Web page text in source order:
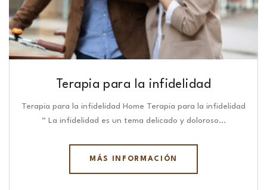
Terapia para la infidelidad
Terapia para la infidelidad Home Terapia para la infidelidad
“ La infidelidad es un tema delicado y doloroso…
MÁS INFORMACIÓN